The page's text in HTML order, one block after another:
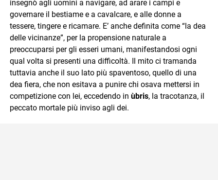
insegnò agli uomini a navigare, ad arare i campi e
governare il bestiame e a cavalcare, e alle donne a
tessere, tingere e ricamare. E’ anche definita come “la dea
delle vicinanze”, per la propensione naturale a
preoccuparsi per gli esseri umani, manifestandosi ogni
qual volta si presenti una difficoltà. Il mito ci tramanda
tuttavia anche il suo lato più spaventoso, quello di una
dea fiera, che non esitava a punire chi osava mettersi in
competizione con lei, eccedendo in ùbris, la tracotanza, il
peccato mortale più inviso agli dei.